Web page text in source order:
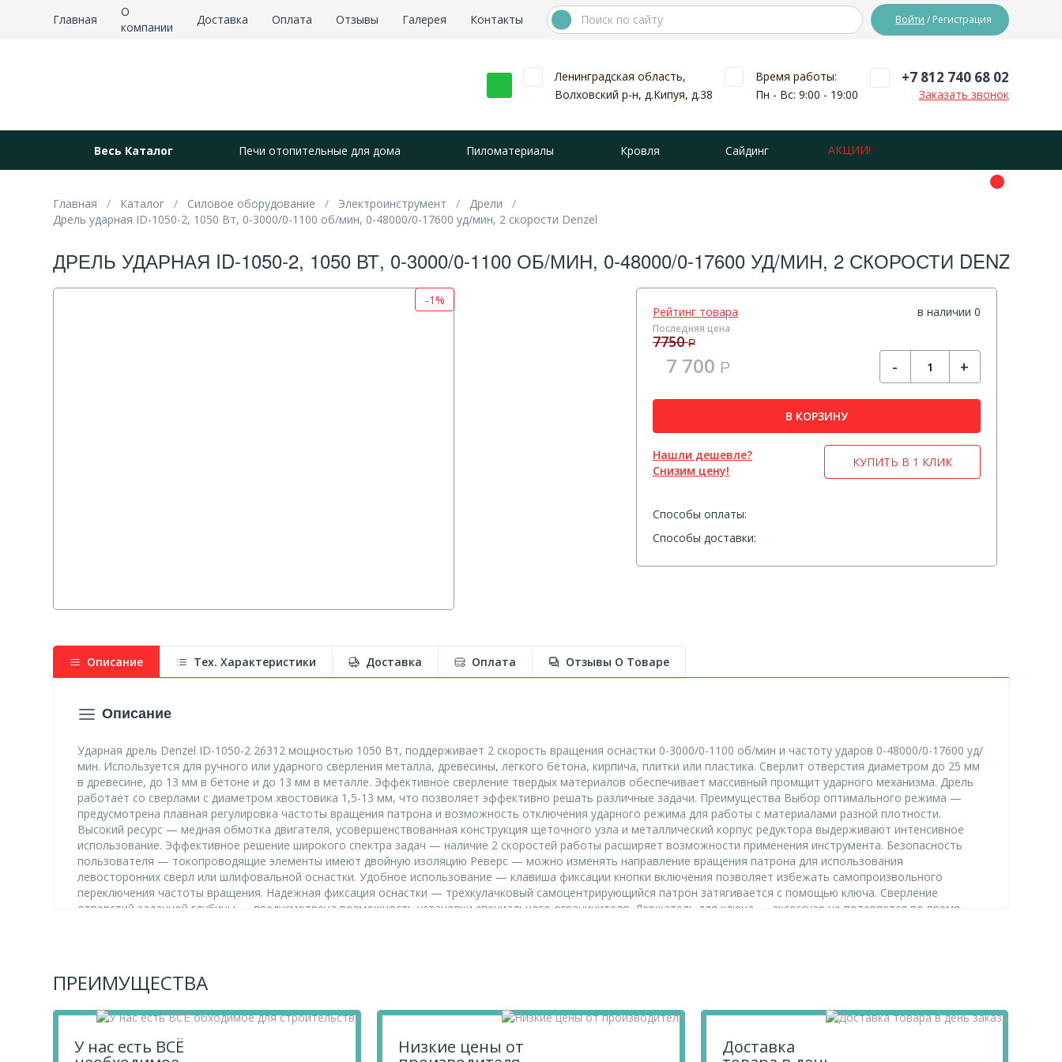
Главная
О
компании
Доставка Оплата Отзывы Галерея Контакты Войти / Регистрация
Ленинградская область,
Волховский р-н, д.Кипуя, д.38
Время работы:
Пн - Вс: 9:00 - 19:00
+7 812 740 68 02
Заказать звонок
Весь Каталог Печи отопительные для дома Пиломатериалы Кровля Сайдинг АКЦИИ!
Главная Каталог Силовое оборудование Электроинструмент
Дрели
Дрель ударная ID-1050-2, 1050 Вт, 0-3000/0-1100 об/мин, 0-48000/0-17600 уд/мин, 2 скорости Denzel
ДРЕЛЬ УДАРНАЯ ID-1050-2, 1050 ВТ, 0-3000/0-1100 ОБ/МИН, 0-48000/0-17600 УД/МИН, 2 СКОРОСТИ DENZEL
-1%
Рейтинг товара в наличии 0
Последняя цена
7750Р
7 700 Р - +
В КОРЗИНУ
Нашли дешевле?
Снизим цену!
КУПИТЬ В 1 КЛИК
Способы оплаты:
Способы доставки:
Описание
Описание
Ударная дрель Denzel ID-1050-2 26312 мощностью 1050 Вт, поддерживает 2 скорость вращения оснастки 0-3000/0-1100 об/мин и частоту ударов 0-48000/0-17600 уд/
мин. Используется для ручного или ударного сверления металла, древесины, легкого бетона, кирпича, плитки или пластика. Сверлит отверстия диаметром до 25 мм
в древесине, до 13 мм в бетоне и до 13 мм в металле. Эффективное сверление твердых материалов обеспечивает массивный промщит ударного механизма. Дрель
работает со сверлами с диаметром хвостовика 1,5-13 мм, что позволяет эффективно решать различные задачи. Преимущества Выбор оптимального режима —
предусмотрена плавная регулировка частоты вращения патрона и возможность отключения ударного режима для работы с материалами разной плотности.
Высокий ресурс — медная обмотка двигателя, усовершенствованная конструкция щеточного узла и металлический корпус редуктора выдерживают интенсивное
использование. Эффективное решение широкого спектра задач — наличие 2 скоростей работы расширяет возможности применения инструмента. Безопасность
пользователя — токопроводящие элементы имеют двойную изоляцию Реверс — можно изменять направление вращения патрона для использования
левосторонних сверл или шлифовальной оснастки. Удобное использование — клавиша фиксации кнопки включения позволяет избежать самопроизвольного
переключения частоты вращения. Надежная фиксация оснастки — трехкулачковый самоцентрирующийся патрон затягивается с помощью ключа. Сверление
отверстий заданной глубины — предусмотрена возможность установки специального ограничителя. Держатель для ключа — аксессуар не потеряется во время
В нашем интернет магазине вы можете приобрести товар Дрель ударная ID-1050-2, 1050 Вт, 0-3000/0-1100 об/мин, 0-48000/0-17600 уд/мин, 2 скорости Denzel по
цене от 12 ₽ .
Приобретая продукцию в нашем магазине, вы получаете товары высокого качества по выгодным ценам, так как мы проводим детальный анализ рынка,
Тех. Характеристики Доставка Оплата Отзывы О Товаре
ПРЕИМУЩЕСТВА
У нас есть ВСЁ Низкие цены от Доставка